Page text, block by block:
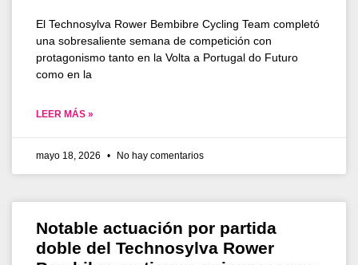
El Technosylva Rower Bembibre Cycling Team completó
una sobresaliente semana de competición con
protagonismo tanto en la Volta a Portugal do Futuro
como en la
LEER MÁS »
mayo 18, 2026 No hay comentarios
Notable actuación por partida
doble del Technosylva Rower